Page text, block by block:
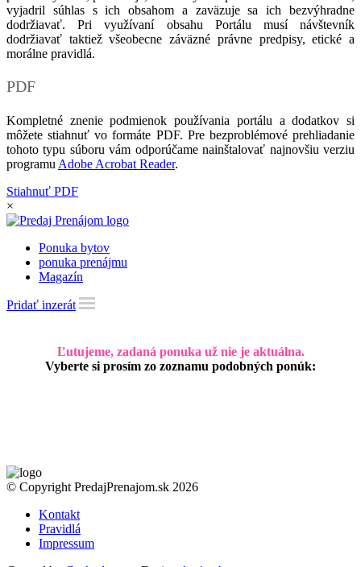
vyjadril súhlas s ich obsahom a zaväzuje sa ich bezvýhradne
dodržiavať. Pri využívaní obsahu Portálu musí návštevník
dodržiavať taktiež všeobecne záväzné právne predpisy, etické a
morálne pravidlá.
PDF
Kompletné znenie podmienok používania portálu a dodatkov si
môžete stiahnuť vo formáte PDF. Pre bezproblémové prehliadanie
tohoto typu súboru vám odporúčame nainštalovať najnovšiu verziu
programu Adobe Acrobat Reader.
Stiahnuť PDF
×
Ponuka bytov
ponuka prenájmu
Magazín
Pridať inzerát
Ľutujeme, zadaná ponuka už nie je aktuálna.
Vyberte si prosím zo zoznamu podobných ponúk:
© Copyright PredajPrenajom.sk 2026
Kontakt
Pravidlá
Impressum